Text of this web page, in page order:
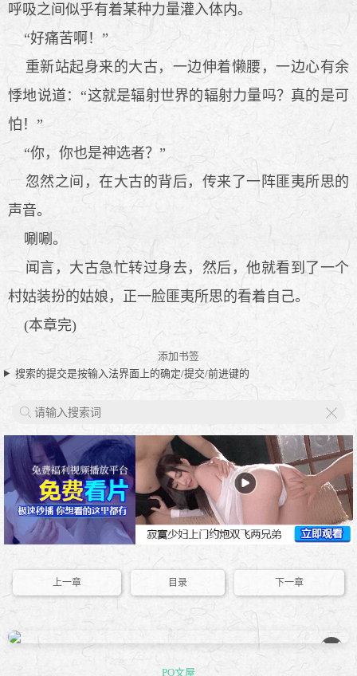
呼吸之间似乎有着某种力量灌入体内。
“好痛苦啊！”
重新站起身来的大古，一边伸着懒腰，一边心有余
悸地说道：“这就是辐射世界的辐射力量吗？真的是可
怕！”
“你，你也是神选者？”
忽然之间，在大古的背后，传来了一阵匪夷所思的
声音。
唰唰。
闻言，大古急忙转过身去，然后，他就看到了一个
村姑装扮的姑娘，正一脸匪夷所思的看着自己。
(本章完)
添加书签
搜索的提交是按输入法界面上的确定/提交/前进键的
上一章 目录 下一章
��
PO文屋